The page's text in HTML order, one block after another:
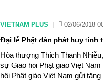
VIETNAM PLUS 02/06/2018
Đại lễ Phật đản phát huy tinh
Hòa thượng Thích Thanh
sự Giáo hội Phật giáo Việt
hội Phật giáo Việt Nam gửi